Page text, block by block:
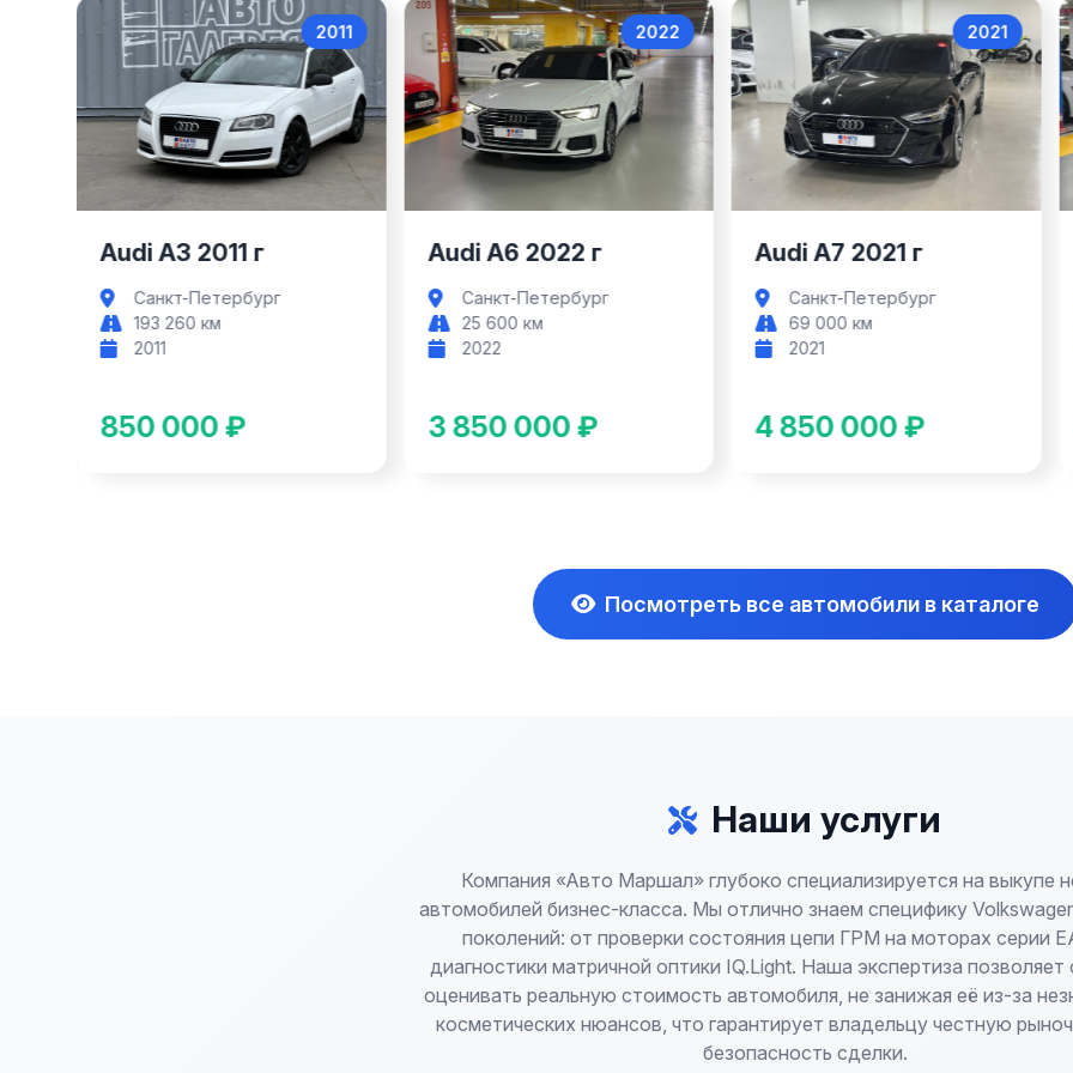
Audi A3
2011
Audi A3 2011 г
Санкт-Петербург
193 260 км
2011
850 000 ₽
Audi A6
2022
Audi A6 2022 г
Санкт-Петербург
25 600 км
2022
3 850 000 ₽
Audi A7
2021
Audi A7 2021 г
Санкт-Петербург
69 000 км
2021
4 850 000 ₽
Посмотреть все автомобили в каталоге
Наши услуги
Компания «Авто Маршал» глубоко специализируется на выкупе
автомобилей бизнес-класса. Мы отлично знаем специфику
поколений: от проверки состояния цепи ГРМ на моторах серии
диагностики матричной оптики IQ.Light. Наша экспертиза позволяет
оценивать реальную стоимость автомобиля, не занижая её из-за
косметических нюансов, что гарантирует владельцу честную
безопасность сделки.